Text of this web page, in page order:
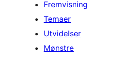
Fremvisning
Temaer
Utvidelser
Mønstre